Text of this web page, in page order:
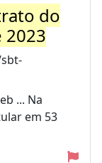
do
2023
... Na
em 53